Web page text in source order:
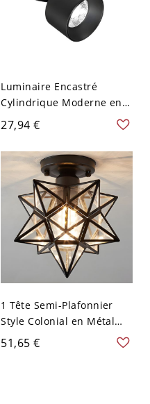
Luminaire Encastré
Cylindrique Moderne en
Métal Plafonnier LED pour
Galerie - Noir 110 V-120 V
7,62 cm Blanc
27,94 €
1 Tête Semi-Plafonnier
Style Colonial en Métal
Étoile-en Forme à Abat-
Jour en Verre - Noir 110 V-
51,65 €